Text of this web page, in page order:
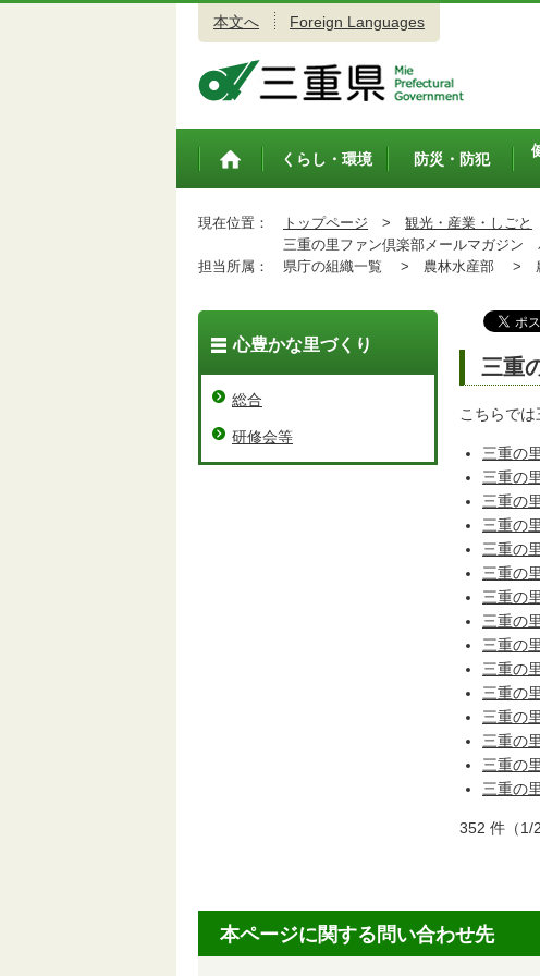
本文へ Foreign Languages
トップペ
くらし・環境 防災・防犯
現在位置： トップページ > 観光・産業・しごと
三重の里ファン倶楽部メールマガジン
担当所属：
県庁の組織一覧 > 農林水産部 >
三重
こちらで
三重の
三重の
三重の
三重の
三重の
三重の
三重の
三重の
三重の
三重の
三重の
三重の
三重の
三重の
三重の
352 件（1/
心豊かな里づくり
総合
研修会等
本ページに関する問い合わせ先